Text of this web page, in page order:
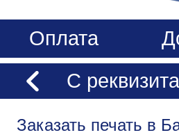
Оплата
С
Заказать печать в